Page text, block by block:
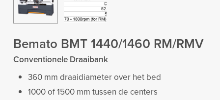
Bemato BMT 1440/1460 RM/RMV
Conventionele Draaibank
360 mm draaidiameter over het bed
1000 of 1500 mm tussen de centers